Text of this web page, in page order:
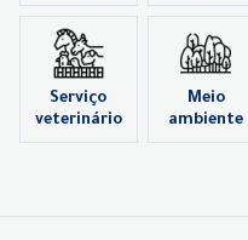
Serviço
veterinário
Meio
ambiente